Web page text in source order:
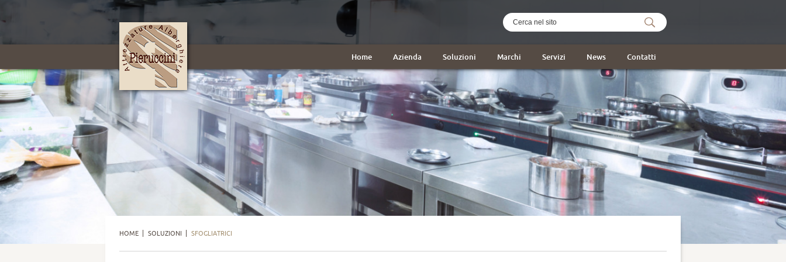
Home Azienda Soluzioni Marchi Servizi News Contatti
HOME SOLUZIONI SFOGLIATRICI